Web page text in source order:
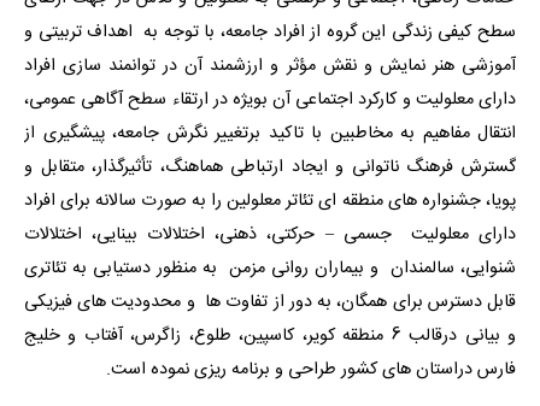
سطح کیفی زندگی این گروه از افراد جامعه، با توجه به اهداف تربیتی و
آموزشی هنر نمایش و نقش مؤثر و ارزشمند آن در توانمند سازی افراد
دارای معلولیت و کارکرد اجتماعی آن بویژه در ارتقاء سطح آگاهی عمومی،
انتقال مفاهیم به مخاطبین با تاکید برتغییر نگرش جامعه، پیشگیری از
گسترش فرهنگ ناتوانی و ایجاد ارتباطی هماهنگ، تأثیرگذار، متقابل و
پویا، جشنواره های منطقه ای تئاتر معلولین را به صورت سالانه برای افراد
دارای معلولیت جسمی – حرکتی، ذهنی، اختلالات بینایی، اختلالات
شنوایی، سالمندان و بیماران روانی مزمن به منظور دستیابی به تئاتری
قابل دسترس برای همگان، به دور از تفاوت ها و محدودیت های فیزیکی
و بیانی درقالب 6 منطقه کویر، کاسپین، طلوع، زاگرس، آفتاب و خلیج
فارس دراستان های کشور طراحی و برنامه ریزی نموده است.